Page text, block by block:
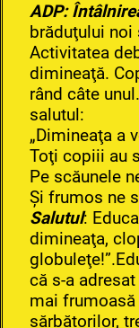
ADP:
brăduţului noi
Activitatea
dimineaţă.
rând câte
salutul:
„Dimineaţa a
Toţi copiii au
Pe scăunele
Şi frumos ne
Salutul:
dimineaţa,
că s-a
mai frumoasă
sărbătorilor,